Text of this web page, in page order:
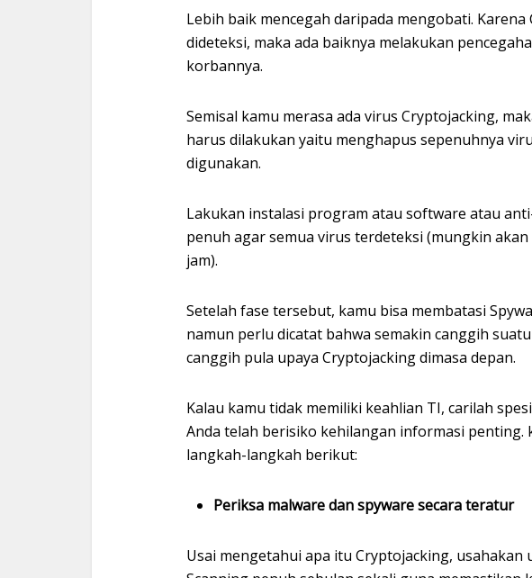
Lebih baik mencegah daripada mengobati.
dideteksi, maka ada baiknya melakukan
korbannya.
Semisal kamu merasa ada virus Cryptojacking,
harus dilakukan yaitu menghapus sepenuhnya
digunakan.
Lakukan instalasi program atau software atau
penuh agar semua virus terdeteksi (mungkin
jam).
Setelah fase tersebut, kamu bisa membatasi
namun perlu dicatat bahwa semakin canggih
canggih pula upaya Cryptojacking dimasa depan.
Kalau kamu tidak memiliki keahlian TI, carilah
Anda telah berisiko kehilangan informasi penting.
langkah-langkah berikut:
Periksa malware dan spyware secara teratur
Usai mengetahui apa itu Cryptojacking, usahakan